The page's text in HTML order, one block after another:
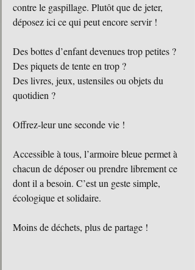
contre le gaspillage. Plutôt que de jeter,
déposez ici ce qui peut encore servir !
Des bottes d’enfant devenues trop petites ?
Des piquets de tente en trop ?
Des livres, jeux, ustensiles ou objets du
quotidien ?
Offrez-leur une seconde vie !
Accessible à tous, l’armoire bleue permet à
chacun de déposer ou prendre librement ce
dont il a besoin. C’est un geste simple,
écologique et solidaire.
Moins de déchets, plus de partage !